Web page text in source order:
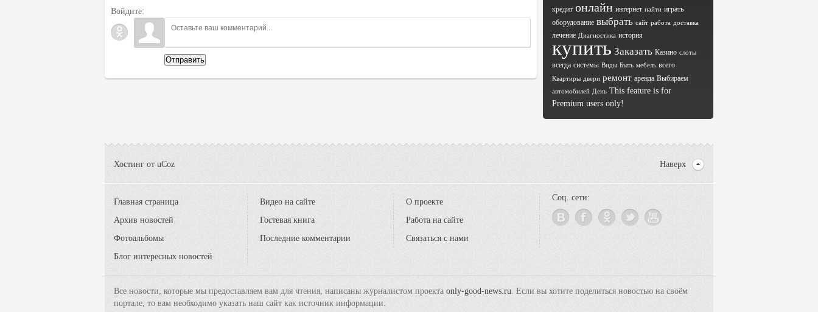
Войдите:
Отправить
кредит онлайн интернет найти играть
оборудование выбрать сайт работа доставка
лечение Диагностика история
купить Заказать Казино слоты
всегда системы Виды Быть мебель всего
Квартиры двери ремонт аренда Выбираем
автомобилей День This feature is for
Premium users only!
Хостинг от uCoz Наверх
Главная страница
Архив новостей
Фотоальбомы
Блог интересных новостей
Видео на сайте
Гостевая книга
Последние комментарии
О проекте
Работа на сайте
Связаться с нами
Соц. сети:
Все новости, которые мы предоставляем вам для чтения, написаны журналистом проекта only-good-news.ru. Если вы хотите поделиться новостью на своём
портале, то вам необходимо указать наш сайт как источник информации.